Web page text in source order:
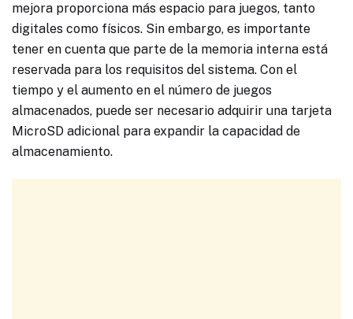
mejora proporciona más espacio para juegos, tanto
digitales como físicos. Sin embargo, es importante
tener en cuenta que parte de la memoria interna está
reservada para los requisitos del sistema. Con el
tiempo y el aumento en el número de juegos
almacenados, puede ser necesario adquirir una tarjeta
MicroSD adicional para expandir la capacidad de
almacenamiento.